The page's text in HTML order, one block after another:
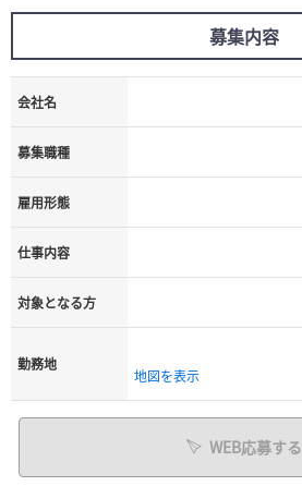
募集内容
会社名
募集職種
雇用形態
仕事内容
対象となる方
勤務地
地図を表示
WEB応募する